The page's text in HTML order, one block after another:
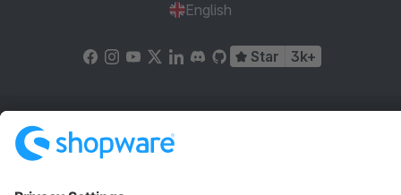
English
Star 3k+
Terms & Conditions